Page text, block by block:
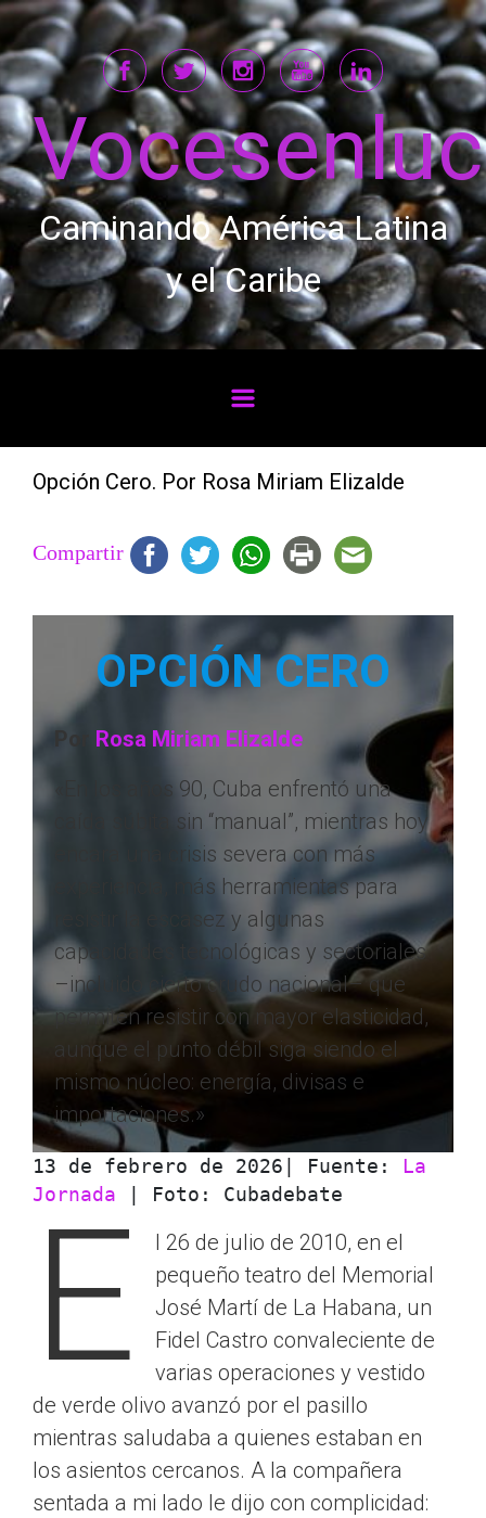
Saltar al contenido principal
Caminando América Latina
y el Caribe
Opción Cero. Por Rosa Miriam Elizalde
Compartir
OPCIÓN CERO
Por Rosa Miriam Elizalde
«En los años 90, Cuba enfrentó una
caída súbita sin “manual”, mientras hoy
encara una crisis severa con más
experiencia, más herramientas para
resistir la escasez y algunas
capacidades tecnológicas y sectoriales
–incluido cierto crudo nacional– que
permiten resistir con mayor elasticidad,
aunque el punto débil siga siendo el
mismo núcleo: energía, divisas e
importaciones.»
13 de febrero de 2026| Fuente:
La
Jornada | Foto: Cubadebate
E
l 26 de julio de 2010, en el
pequeño teatro del Memorial
José Martí de La Habana, un
Fidel Castro convaleciente de
varias operaciones y vestido
de verde olivo avanzó por el pasillo
mientras saludaba a quienes estaban en
los asientos cercanos. A la compañera
sentada a mi lado le dijo con complicidad: